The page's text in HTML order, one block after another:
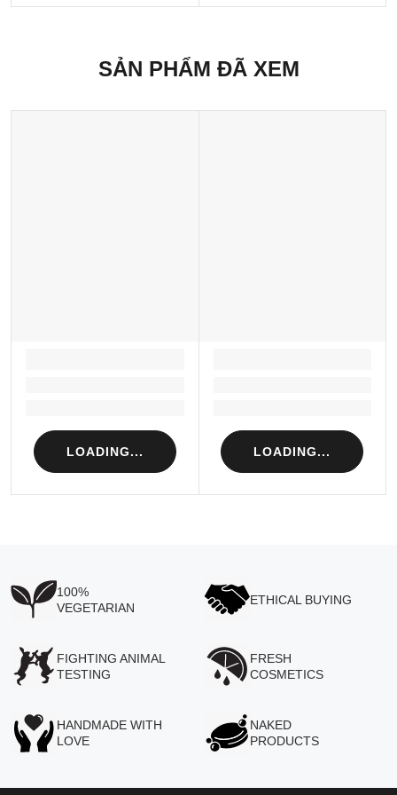
SẢN PHẨM ĐÃ XEM
LOADING... LOADING...
100%
VEGETARIAN
ETHICAL BUYING
FIGHTING ANIMAL
TESTING
FRESH
COSMETICS
HANDMADE WITH
LOVE
NAKED
PRODUCTS